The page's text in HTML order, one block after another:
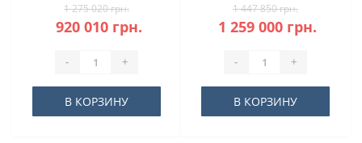
1 275 020 грн.
920 010 грн.
- +
В КОРЗИНУ
1 447 850 грн.
1 259 000 грн.
- +
В КОРЗИНУ